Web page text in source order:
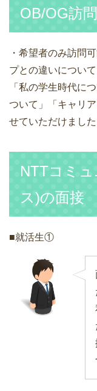
OB/OG訪問
・希望者のみ訪問
プとの違いについ
「私の学生時代に
ついて」「キャリ
せていただけました
NTTコミ
ス)の面接
■就活生①